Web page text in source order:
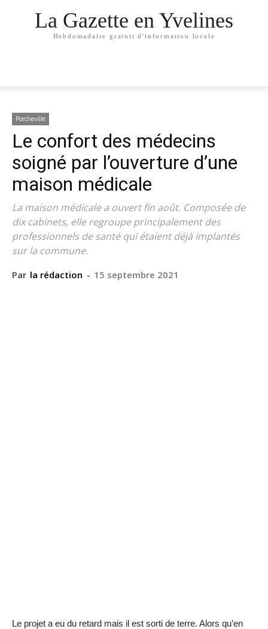
La Gazette en Yvelines
Hebdomadaire gratuit d'information locale
Porcheville
Le confort des médecins
soigné par l’ouverture d’une
maison médicale
La maison médicale a ouvert fin août. Composée de
dix cabinets, elle regroupe principalement des
professionnels de santé qui étaient déjà implantés
sur la commune.
Par la rédaction - 15 septembre 2021
Le projet a eu du retard mais il est sorti de terre. Alors qu’en